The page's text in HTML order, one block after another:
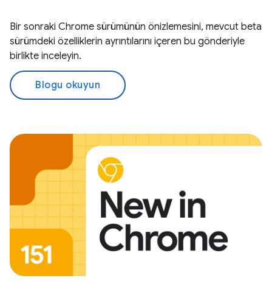
Bir sonraki Chrome sürümünün önizlemesini, mevcut beta
sürümdeki özelliklerin ayrıntılarını içeren bu gönderiyle
birlikte inceleyin.
Blogu okuyun